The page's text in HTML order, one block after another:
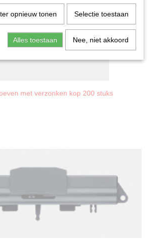
met verzonken kop 200 stuks
opnieuw tonen Selectie toestaan
Alles toestaan Nee, niet akkoord